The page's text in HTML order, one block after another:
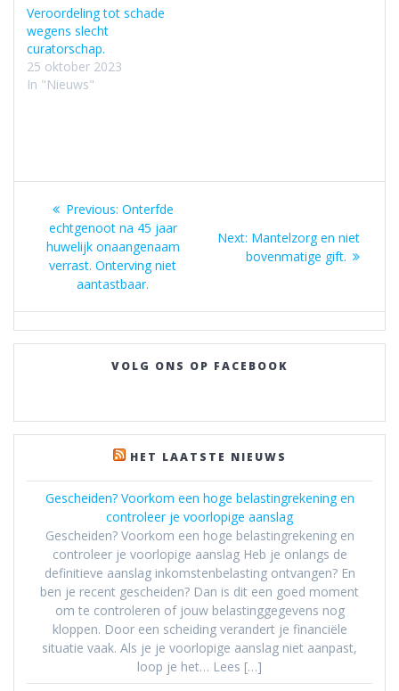
Veroordeling tot schade
wegens slecht
curatorschap.
25 oktober 2023
In "Nieuws"
Bericht
navigatie
Previous: Previous
post:
Onterfde
echtgenoot na 45 jaar
huwelijk onaangenaam
verrast. Onterving niet
aantastbaar.
Next: Next
post:
Mantelzorg en niet
bovenmatige gift.
VOLG ONS OP FACEBOOK
HET LAATSTE NIEUWS
Gescheiden? Voorkom een hoge belastingrekening en
controleer je voorlopige aanslag
Gescheiden? Voorkom een hoge belastingrekening en
controleer je voorlopige aanslag Heb je onlangs de
definitieve aanslag inkomstenbelasting ontvangen? En
ben je recent gescheiden? Dan is dit een goed moment
om te controleren of jouw belastinggegevens nog
kloppen. Door een scheiding verandert je financiële
situatie vaak. Als je je voorlopige aanslag niet aanpast,
loop je het… Lees […]